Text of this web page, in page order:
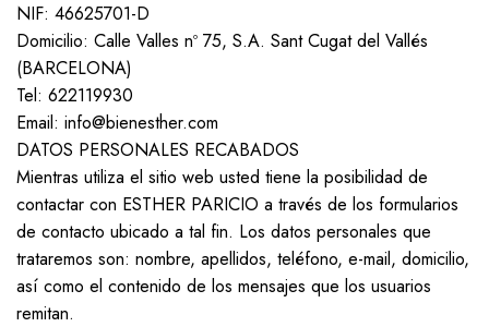
NIF: 46625701-D
Domicilio: Calle Valles nº 75, S.A. Sant Cugat del Vallés
(BARCELONA)
Tel: 622119930
Email: info@bienesther.com
DATOS PERSONALES RECABADOS
Mientras utiliza el sitio web usted tiene la posibilidad de
contactar con ESTHER PARICIO a través de los formularios
de contacto ubicado a tal fin. Los datos personales que
trataremos son: nombre, apellidos, teléfono, e-mail, domicilio,
así como el contenido de los mensajes que los usuarios
remitan.